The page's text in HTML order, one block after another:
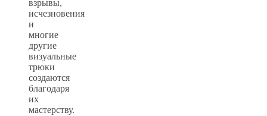
взрывы,
исчезновения
и
многие
другие
визуальные
трюки
создаются
благодаря
их
мастерству.